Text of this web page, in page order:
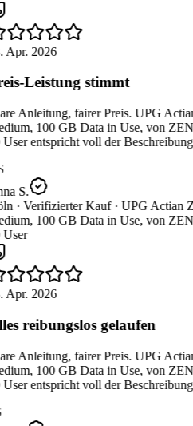
Apr. 2026
Leistung stimmt
Anleitung, fairer Preis. UPG
100 GB Data in Use, von ZEN
entspricht voll der
S.
· Verifizierter Kauf · UPG Actian
100 GB Data in Use, von ZEN
Apr. 2026
reibungslos gelaufen
Anleitung, fairer Preis. UPG
100 GB Data in Use, von ZEN
entspricht voll der